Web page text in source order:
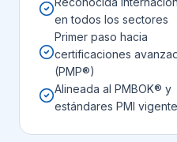
en todos los sectores
Primer paso hacia
certificaciones
(PMP®)
Alineada al PMBOK® y
estándares PMI